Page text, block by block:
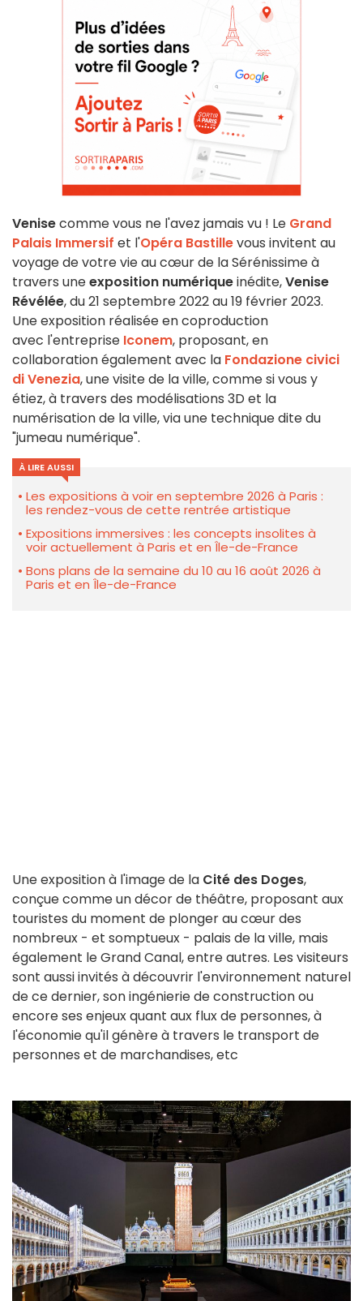
Venisecomme vous ne l'avez jamais vu ! Le Grand
Palais Immersif et l'Opéra Bastillevous invitent au
voyage de votre vie au cœur de la Sérénissime à
travers uneexposition numériqueinédite,Venise
Révélée, du 21 septembre 2022 au 19 février 2023.
Une exposition réalisée en coproduction
avec l'entreprise Iconem, proposant, en
collaboration également avec la Fondazione civici
di Venezia, une visite de la ville, comme si vous y
étiez, à travers des modélisations 3D et la
numérisation de la ville, via une technique dite du
"jumeau numérique".
À LIRE AUSSI
Les expositions à voir en septembre 2026 à Paris :
les rendez-vous de cette rentrée artistique
Expositions immersives : les concepts insolites à
voir actuellement à Paris et en Île-de-France
Bons plans de la semaine du 10 au 16 août 2026 à
Paris et en Île-de-France
Une exposition à l'image de la Cité des Doges,
conçue comme un décor de théâtre, proposant aux
touristes du moment de plonger au cœur des
nombreux - et somptueux - palais de la ville, mais
également le Grand Canal, entre autres. Les visiteurs
sont aussi invités à découvrir l'environnement naturel
de ce dernier, son ingénierie de construction ou
encore ses enjeux quant aux flux de personnes, à
l'économie qu'il génère à travers le transport de
personnes et de marchandises, etc